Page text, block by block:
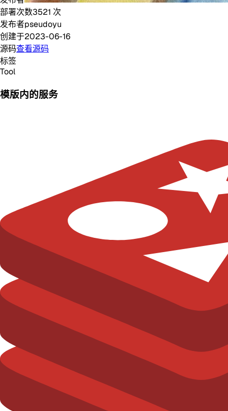
部署次数3521 次
发布者pseudoyu
创建于2023-06-16
源码查看源码
标签
Tool
模版内的服务